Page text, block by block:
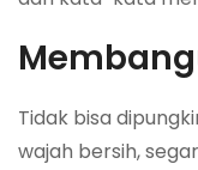
Tidak bisa
wajah bersih,